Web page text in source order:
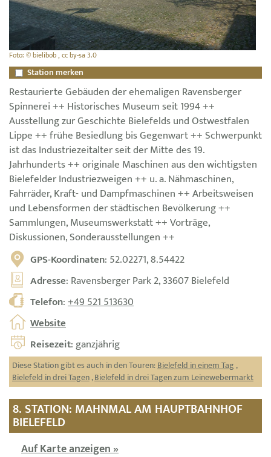
Foto: © bielibob , cc by-sa 3.0
Station merken
Restaurierte Gebäuden der ehemaligen Ravensberger
Spinnerei ++ Historisches Museum seit 1994 ++
Ausstellung zur Geschichte Bielefelds und Ostwestfalen
Lippe ++ frühe Besiedlung bis Gegenwart ++ Schwerpunkt
ist das Industriezeitalter seit der Mitte des 19.
Jahrhunderts ++ originale Maschinen aus den wichtigsten
Bielefelder Industriezweigen ++ u. a. Nähmaschinen,
Fahrräder, Kraft- und Dampfmaschinen ++ Arbeitsweisen
und Lebensformen der städtischen Bevölkerung ++
Sammlungen, Museumswerkstatt ++ Vorträge,
Diskussionen, Sonderausstellungen ++
GPS-Koordinaten: 52.02271, 8.54422
Adresse: Ravensberger Park 2, 33607 Bielefeld
Telefon:+49 521 513630
Website
Reisezeit: ganzjährig
Diese Station gibt es auch in den Touren:Bielefeld in einem Tag ,
Bielefeld in drei Tagen,Bielefeld in drei Tagen zum Leinewebermarkt
8. STATION: MAHNMAL AM HAUPTBAHNHOF
BIELEFELD
Auf Karte anzeigen »